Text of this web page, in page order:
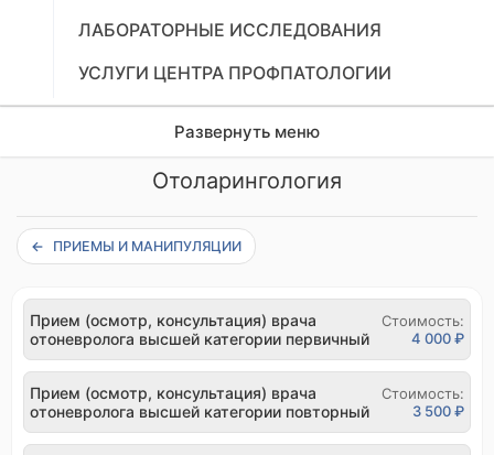
ЛАБОРАТОРНЫЕ ИССЛЕДОВАНИЯ
УСЛУГИ ЦЕНТРА ПРОФПАТОЛОГИИ
Развернуть меню
Отоларингология
ПРИЕМЫ И МАНИПУЛЯЦИИ
Прием (осмотр, консультация) врача
отоневролога высшей категории первичный
Стоимость:
4 000 ₽
Прием (осмотр, консультация) врача
отоневролога высшей категории повторный
Стоимость:
3 500 ₽